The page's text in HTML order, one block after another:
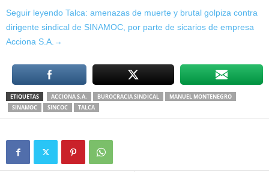
Seguir leyendo Talca: amenazas de muerte y brutal golpiza contra
dirigente sindical de SINAMOC, por parte de sicarios de empresa
Acciona S.A.→
ETIQUETAS ACCIONA S.A. BUROCRACIA SINDICAL
MANUEL MONTENEGRO
SINAMOC
SINCOC TALCA